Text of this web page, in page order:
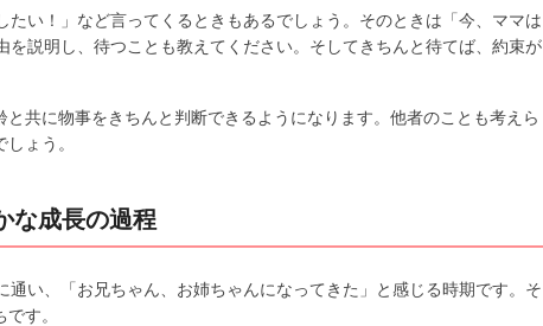
たい！」など言ってくるときもあるでしょう。そのときは「今、ママは
を説明し、待つことも教えてください。そしてきちんと待てば、約束が
共に物事をきちんと判断できるようになります。他者のことも考えら
ょう。
な成長の過程
い、「お兄ちゃん、お姉ちゃんになってきた」と感じる時期です。そ
す。